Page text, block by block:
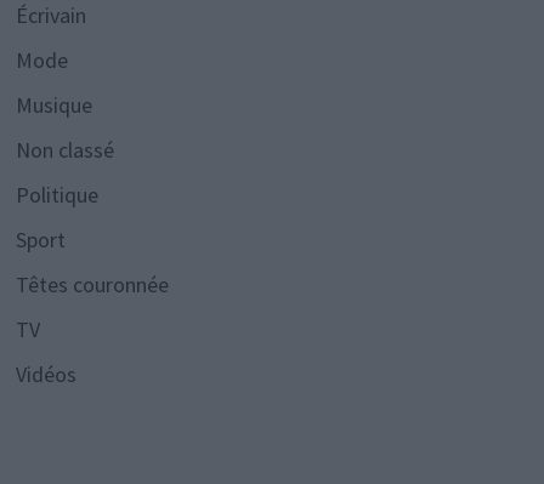
Écrivain
Mode
Musique
Non classé
Politique
Sport
Têtes couronnée
TV
Vidéos